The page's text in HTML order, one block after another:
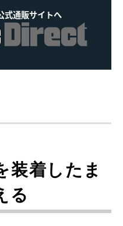
式通販サイトへ
装着したま
る